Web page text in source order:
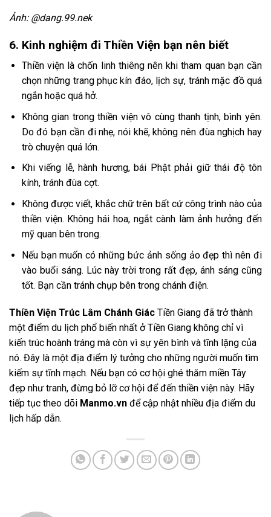
Ảnh: @dang.99.nek
6. Kinh nghiệm đi Thiền Viện bạn nên biết
Thiền viện là chốn linh thiêng nên khi tham quan bạn cần
chọn những trang phục kín đáo, lịch sự, tránh mặc đồ quá
ngắn hoặc quá hở.
Không gian trong thiền viện vô cùng thanh tịnh, bình yên.
Do đó bạn cần đi nhẹ, nói khẽ, không nên đùa nghịch hay
trò chuyện quá lớn.
Khi viếng lễ, hành hương, bái Phật phải giữ thái độ tôn
kính, tránh đùa cợt.
Không được viết, khắc chữ trên bất cứ công trình nào của
thiền viện. Không hái hoa, ngắt cành làm ảnh hưởng đến
mỹ quan bên trong.
Nếu bạn muốn có những bức ảnh sống ảo đẹp thì nên đi
vào buổi sáng. Lúc này trời trong rất đẹp, ánh sáng cũng
tốt. Bạn cần tránh chụp bên trong chánh điện.
Thiền Viện Trúc Lâm Chánh Giác Tiền Giang đã trở thành
một điểm du lịch phổ biến nhất ở Tiền Giang không chỉ vì
kiến trúc hoành tráng mà còn vì sự yên bình và tĩnh lặng của
nó. Đây là một địa điểm lý tưởng cho những người muốn tìm
kiếm sự tĩnh mạch. Nếu bạn có cơ hội ghé thăm miền Tây
đẹp như tranh, đừng bỏ lỡ cơ hội để đến thiền viện này. Hãy
tiếp tục theo dõi Manmo.vn để cập nhật nhiều địa điểm du
lịch hấp dẫn.